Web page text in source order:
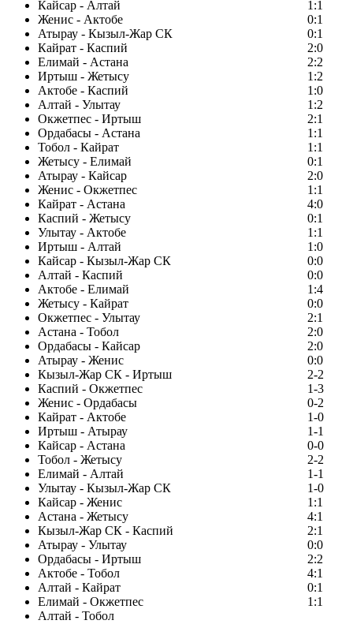
Кайсар - Алтай
1:1
Женис - Актобе
0:1
Атырау - Кызыл-Жар СК
0:1
Кайрат - Каспий
2:0
Елимай - Астана
2:2
Иртыш - Жетысу
1:2
Актобе - Каспий
1:0
Алтай - Улытау
1:2
Окжетпес - Иртыш
2:1
Ордабасы - Астана
1:1
Тобол - Кайрат
1:1
Жетысу - Елимай
0:1
Атырау - Кайсар
2:0
Женис - Окжетпес
1:1
Кайрат - Астана
4:0
Каспий - Жетысу
0:1
Улытау - Актобе
1:1
Иртыш - Алтай
1:0
Кайсар - Кызыл-Жар СК
0:0
Алтай - Каспий
0:0
Актобе - Елимай
1:4
Жетысу - Кайрат
0:0
Окжетпес - Улытау
2:1
Астана - Тобол
2:0
Ордабасы - Кайсар
2:0
Атырау - Женис
0:0
Кызыл-Жар СК - Иртыш
2-2
Каспий - Окжетпес
1-3
Женис - Ордабасы
0-2
Кайрат - Актобе
1-0
Иртыш - Атырау
1-1
Кайсар - Астана
0-0
Тобол - Жетысу
2-2
Елимай - Алтай
1-1
Улытау - Кызыл-Жар СК
1-0
Кайсар - Женис
1:1
Астана - Жетысу
4:1
Кызыл-Жар СК - Каспий
2:1
Атырау - Улытау
0:0
Ордабасы - Иртыш
2:2
Актобе - Тобол
4:1
Алтай - Кайрат
0:1
Елимай - Окжетпес
1:1
Алтай - Тобол